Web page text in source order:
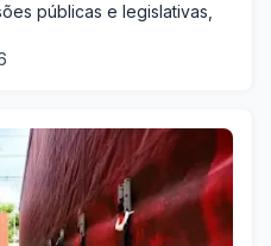
públicas e legislativas,